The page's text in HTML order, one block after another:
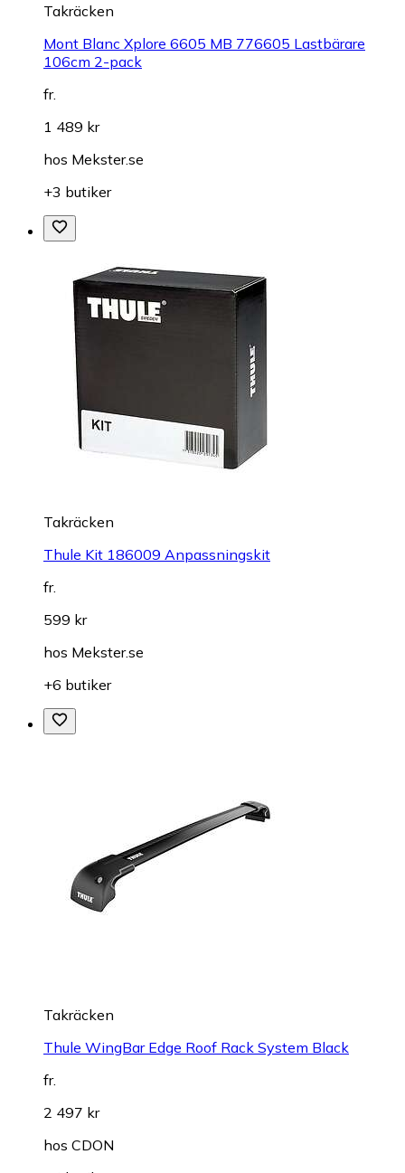
Takräcken
Mont Blanc Xplore 6605 MB 776605 Lastbärare
106cm 2-pack
fr.
1 489 kr
hos Mekster.se
+3 butiker
Takräcken
Thule Kit 186009 Anpassningskit
fr.
599 kr
hos Mekster.se
+6 butiker
Takräcken
Thule WingBar Edge Roof Rack System Black
fr.
2 497 kr
hos CDON